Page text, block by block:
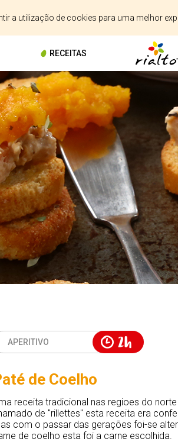
a utilização de cookies para uma melhor
RECEITAS
APERITIVO 2h
de Coelho
receita tradicional nas regioes do
de "rillettes" esta receita era
com o passar das gerações foi-se
de coelho esta foi a carne escolhida.